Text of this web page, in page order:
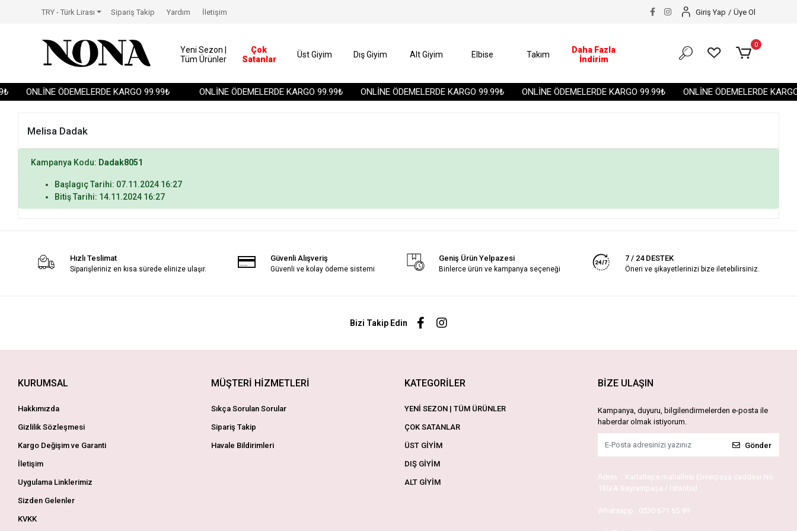
ONLİNE ÖDEMELERDE KARGO 99.99₺ ONLİNE ÖDEMELERDE KARGO 99.99₺ ONLİNE ÖDEMELERDE KARGO 99.99₺ ONLİNE ÖDEMELERDE KARGO 99.99₺ ONLİNE ÖDEMELERDE
TRY - Türk Lirası Sipariş Takip Yardım İletişim Giriş Yap / Üye Ol
Yeni Sezon |
Tüm Ürünler
Çok
Satanlar
Üst Giyim Dış Giyim Alt Giyim Elbise Takım
Daha Fazla
İndirim
0
Melisa Dadak
Kampanya Kodu: Dadak8051
Başlagıç Tarihi: 07.11.2024 16:27
Bitiş Tarihi: 14.11.2024 16:27
Hızlı Teslimat
Siparişleriniz en kısa sürede elinize ulaşır.
Güvenli Alışveriş
Güvenli ve kolay ödeme sistemi
Geniş Ürün Yelpazesi
Binlerce ürün ve kampanya seçeneği
7 / 24 DESTEK
Öneri ve şikayetlerinizi bize iletebilirsiniz.
Bizi Takip Edin
KURUMSAL
Hakkımızda
Gizlilik Sözleşmesi
Kargo Değişim ve Garanti
İletişim
Uygulama Linklerimiz
Sizden Gelenler
KVKK
MÜŞTERİ HİZMETLERİ
Sıkça Sorulan Sorular
Sipariş Takip
Havale Bildirimleri
KATEGORİLER
YENİ SEZON | TÜM ÜRÜNLER
ÇOK SATANLAR
ÜST GİYİM
DIŞ GİYİM
ALT GİYİM
BİZE ULAŞIN
Kampanya, duyuru, bilgilendirmelerden e-posta ile
haberdar olmak istiyorum.
Gönder
Adres : Kartaltepe mahallesi Enverpaşa caddesi No
130/A Bayrampaşa / İstanbul
Whatsapp : 0530 671 65 99